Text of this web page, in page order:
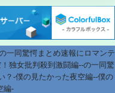
一同驚愕まとめ速報にロマンテ
独女批判殺到激闘編--の一同驚
？-僕の見たかった夜空編--僕の
編-